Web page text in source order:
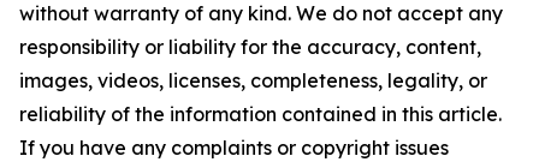
without warranty of any kind. We do not accept any
responsibility or liability for the accuracy, content,
images, videos, licenses, completeness, legality, or
reliability of the information contained in this article.
If you have any complaints or copyright issues